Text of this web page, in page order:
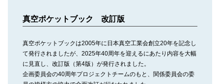
真空ポケットブック 改訂版
真空ポケットブックは2005年に日本真空工業会創立20年を記念し
て発行されましたが、2025年40周年を迎えるにあたり内容を大幅
に見直し、改訂版（第4版）が発行されました。
企画委員会の40周年プロジェクトチームのもと、関係委員会の委